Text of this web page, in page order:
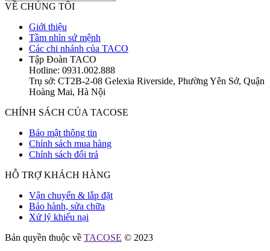
VỀ CHÚNG TÔI
Giới thiệu
Tầm nhìn sứ mệnh
Các chi nhánh của TACO
Tập Đoàn TACO
Hotline: 0931.002.888
Trụ sở: CT2B-2-08 Gelexia Riverside, Phường Yên Sở, Quận
Hoàng Mai, Hà Nội
CHÍNH SÁCH CỦA TACOSE
Bảo mật thông tin
Chính sách mua hàng
Chính sách đổi trả
HỖ TRỢ KHÁCH HÀNG
Vận chuyển & lắp đặt
Bảo hành, sửa chữa
Xử lý khiếu nại
Bản quyền thuộc về TACOSE © 2023